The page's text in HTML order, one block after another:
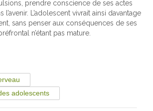
prendre conscience de ses actes
L’adolescent vivrait ainsi davantage
sans penser aux conséquences de ses
n’étant pas mature.
adolescents